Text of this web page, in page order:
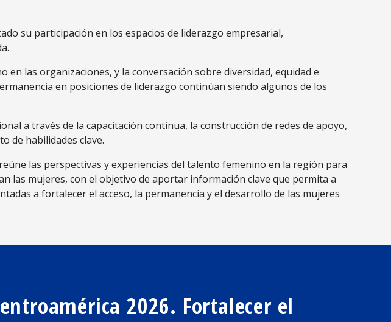
su participación en los espacios de liderazgo empresarial,
las organizaciones, y la conversación sobre diversidad, equidad e
en posiciones de liderazgo continúan siendo algunos de los
a través de la capacitación continua, la construcción de redes de apoyo,
de habilidades clave.
reúne las perspectivas y experiencias del talento femenino en la región para
las mujeres, con el objetivo de aportar información clave que permita a
a fortalecer el acceso, la permanencia y el desarrollo de las mujeres
2026. Fortalecer el